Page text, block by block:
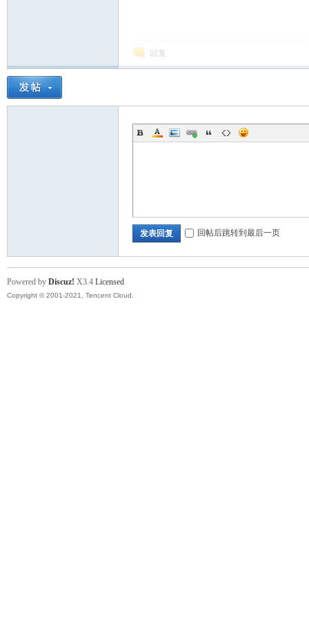
回复
发表回复 回帖后跳转到最后一页
Powered by Discuz! X3.4 Licensed
Copyright © 2001-2021, Tencent Cloud.